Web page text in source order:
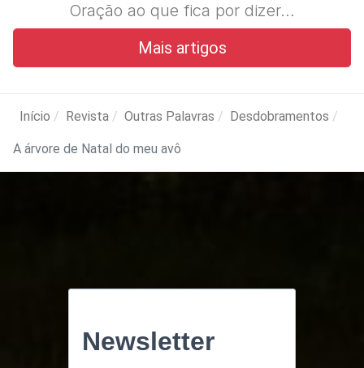
Oração ao que fica por dizer…
Mais artigos
Início Revista Outras Palavras Desdobramentos
A árvore de Natal do meu avô